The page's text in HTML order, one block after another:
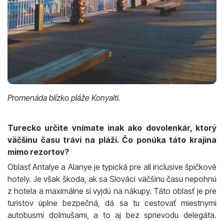
Promenáda blízko pláže Konyalti.
Turecko určite vnímate inak ako dovolenkár, ktorý
väčšinu času trávi na pláži. Čo ponúka táto krajina
mimo rezortov?
Oblasť Antalye a Alanye je typická pre all inclusive špičkové
hotely. Je však škoda, ak sa Slováci väčšinu času nepohnú
z hotela a maximálne si vyjdú na nákupy. Táto oblasť je pre
turistov úplne bezpečná, dá sa tu cestovať miestnymi
autobusmi dolmušami, a to aj bez sprievodu delegáta.